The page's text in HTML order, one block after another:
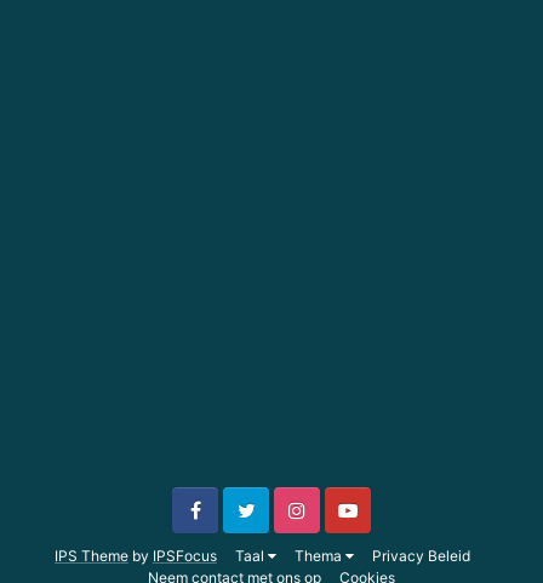
IPS Theme by IPSFocus Taal Thema
Privacy Beleid
Neem contact met ons op
Cookies